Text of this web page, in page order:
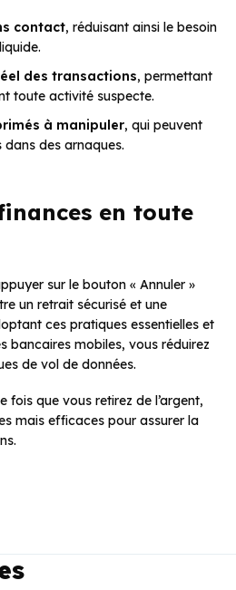
contact, réduisant ainsi le besoin
des transactions, permettant
toute activité suspecte.
à manipuler, qui peuvent
des arnaques.
en toute
sur le bouton « Annuler »
un retrait sécurisé et une
ces pratiques essentielles et
bancaires mobiles, vous réduirez
de vol de données.
fois que vous retirez de l’argent,
mais efficaces pour assurer la